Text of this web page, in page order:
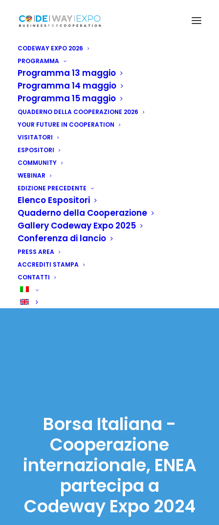
CODEWAY EXPO 2026
PROGRAMMA
Programma 13 maggio
Programma 14 maggio
Programma 15 maggio
QUADERNO DELLA COOPERAZIONE 2026
YOUR FUTURE IN COOPERATION
VISITATORI
ESPOSITORI
COMMUNITY
WEBINAR
EDIZIONE PRECEDENTE
Elenco Espositori
Quaderno della Cooperazione
Gallery Codeway Expo 2025
Conferenza di lancio
PRESS AREA
ACCREDITI STAMPA
CONTATTI
Borsa Italiana -
Cooperazione
internazionale, ENEA
partecipa a
Codeway Expo 2024